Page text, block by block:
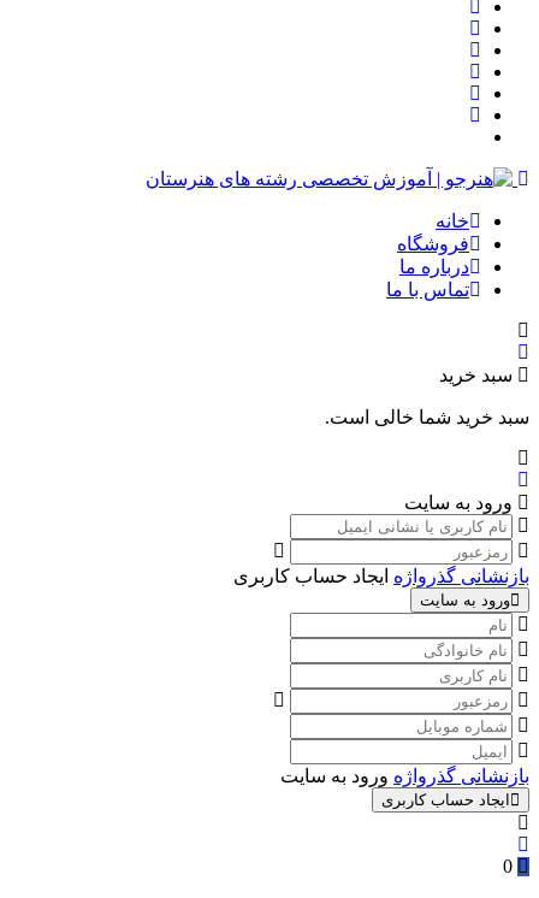
خانه
فروشگاه
درباره ما
تماس با ما
سبد خرید
سبد خرید شما خالی است.
ورود به سایت
بازنشانی گذرواژه ایجاد حساب کاربری
ورود به سایت
بازنشانی گذرواژه ورود به سایت
ایجاد حساب کاربری
0